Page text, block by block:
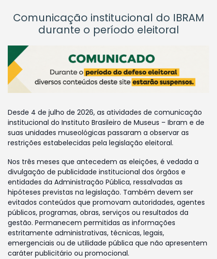
Comunicação institucional do IBRAM
durante o período eleitoral
Desde 4 de julho de 2026, as atividades de comunicação
institucional do Instituto Brasileiro de Museus – Ibram e de
suas unidades museológicas passaram a observar as
restrições estabelecidas pela legislação eleitoral.
Nos três meses que antecedem as eleições, é vedada a
divulgação de publicidade institucional dos órgãos e
entidades da Administração Pública, ressalvadas as
hipóteses previstas na legislação. Também devem ser
evitados conteúdos que promovam autoridades, agentes
públicos, programas, obras, serviços ou resultados da
gestão. Permanecem permitidas as informações
estritamente administrativas, técnicas, legais,
emergenciais ou de utilidade pública que não apresentem
caráter publicitário ou promocional.